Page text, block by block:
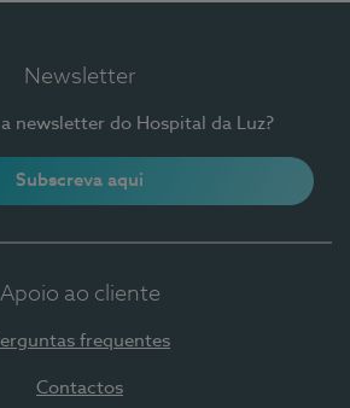
Newsletter
newsletter do Hospital da Luz?
Subscreva aqui
Apoio ao cliente
frequentes
Contactos